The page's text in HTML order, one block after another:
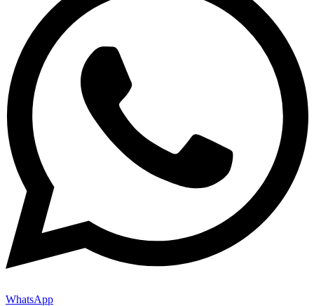
WhatsApp